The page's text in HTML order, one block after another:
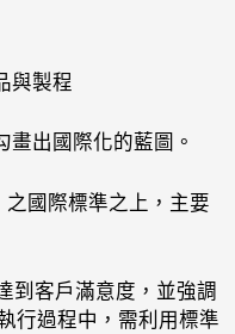
與製程
畫出國際化的藍圖。
之國際標準之上，主要
到客戶滿意度，並強調
行過程中，需利用標準